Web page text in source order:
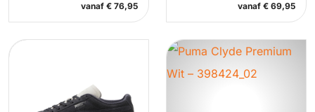
vanaf € 76,95 vanaf € 69,95